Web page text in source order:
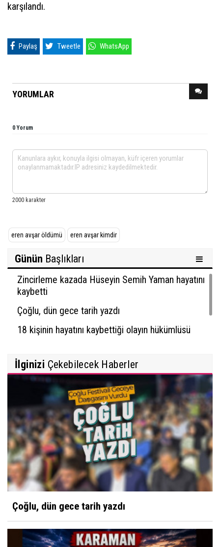
karşılandı.
Paylaş Tweetle WhatsApp
YORUMLAR
0 Yorum
eren avşar öldümü eren avşar kimdir
Günün Başlıkları
Zincirleme kazada Hüseyin Semih Yaman hayatını
kaybetti
Çoğlu, dün gece tarih yazdı
18 kişinin hayatını kaybettiği olayın hükümlüsü
İlginizi Çekebilecek Haberler
Çoğlu, dün gece tarih yazdı